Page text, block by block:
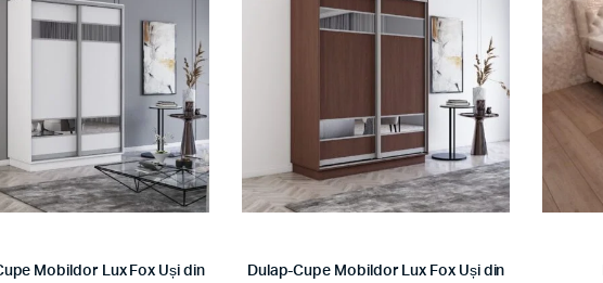
Mobildor Lux Fox Uși din
Dulap-Cupe Mobildor Lux Fox Uși din